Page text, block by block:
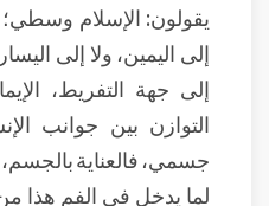
يقولون: الإسلام
إلى اليمين، ولا إلى
إلى جهة التفريط،
التوازن بين جوانب
جسمي، فالعناية بالجسم،
لما يدخل في الفم هذا